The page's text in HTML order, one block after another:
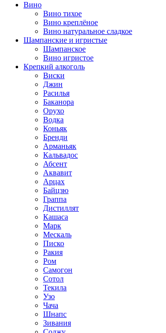
Вино
Вино тихое
Вино креплёное
Вино натуральное сладкое
Шампанские и игристые
Шампанское
Вино игристое
Крепкий алкоголь
Виски
Джин
Расилья
Баканора
Орухо
Водка
Коньяк
Бренди
Арманьяк
Кальвадос
Абсент
Аквавит
Арцах
Байцзю
Граппа
Дистиллят
Кашаса
Марк
Мескаль
Писко
Ракия
Ром
Самогон
Сотол
Текила
Узо
Чача
Шнапс
Зивания